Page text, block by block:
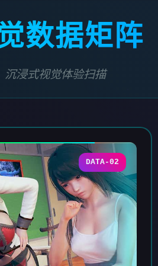
数据矩阵
沉浸式视觉体验扫描
DATA-02